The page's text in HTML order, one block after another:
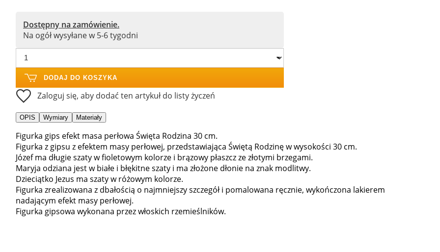
Dostępny na zamówienie.
Na ogół wysyłane w 5-6 tygodni
DODAJ DO KOSZYKA
Zaloguj się, aby dodać ten artykuł do listy życzeń
OPIS Wymiary Materiały
Figurka gips efekt masa perłowa Święta Rodzina 30 cm.
Figurka z gipsu z efektem masy perłowej, przedstawiająca Świętą Rodzinę w wysokości 30 cm.
Józef ma długie szaty w fioletowym kolorze i brązowy płaszcz ze złotymi brzegami.
Maryja odziana jest w białe i błękitne szaty i ma złożone dłonie na znak modlitwy.
Dzieciątko Jezus ma szaty w różowym kolorze.
Figurka zrealizowana z dbałością o najmniejszy szczegół i pomalowana ręcznie, wykończona lakierem
nadającym efekt masy perłowej.
Figurka gipsowa wykonana przez włoskich rzemieślników.